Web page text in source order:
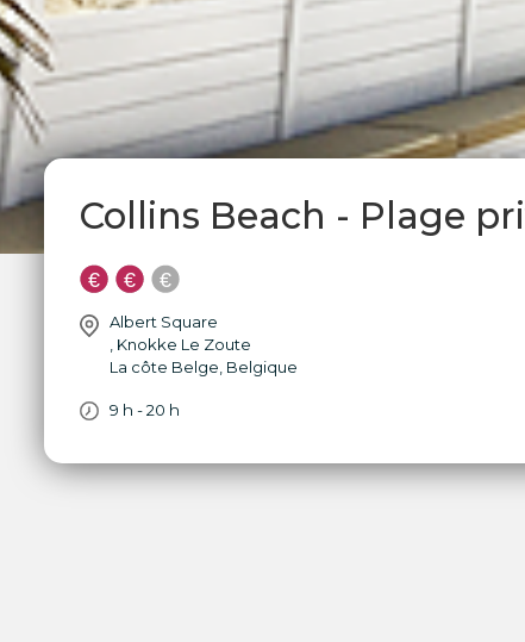
Collins Beach - Plage
Albert Square
Knokke Le Zoute
La côte Belge Belgique
9 h - 20 h